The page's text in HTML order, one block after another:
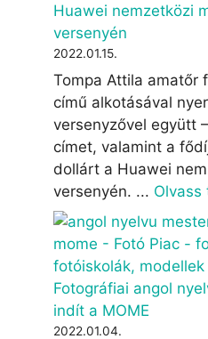
Huawei nemzetközi
versenyén
2022.01.15.
Tompa Attila amatőr
című alkotásával
versenyzővel együtt
címet, valamint a
dollárt a Huawei
versenyén. ... Olvass
Fotográfiai angol
indít a MOME
2022.01.04.